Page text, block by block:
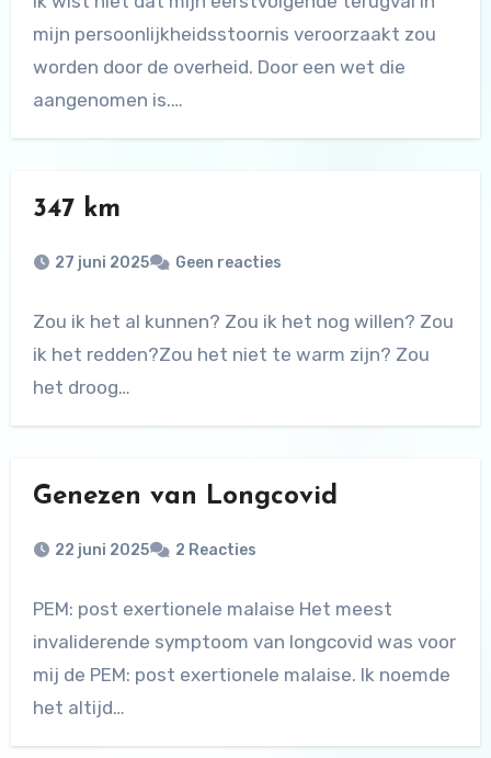
mijn persoonlijkheidsstoornis veroorzaakt zou
worden door de overheid. Door een wet die
aangenomen is.…
347 km
27 juni 2025 Geen reacties
Zou ik het al kunnen? Zou ik het nog willen? Zou
ik het redden?Zou het niet te warm zijn? Zou
het droog…
Genezen van Longcovid
22 juni 2025 2 Reacties
PEM: post exertionele malaise Het meest
invaliderende symptoom van longcovid was voor
mij de PEM: post exertionele malaise. Ik noemde
het altijd…